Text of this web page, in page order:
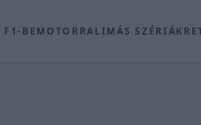
F1-BEMOTORRALIMÁS SZÉRIÁK